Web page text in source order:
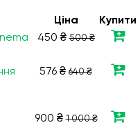
Ціна
Купити
450 ₴500 ₴
576 ₴ 640 ₴
900 ₴1 000 ₴